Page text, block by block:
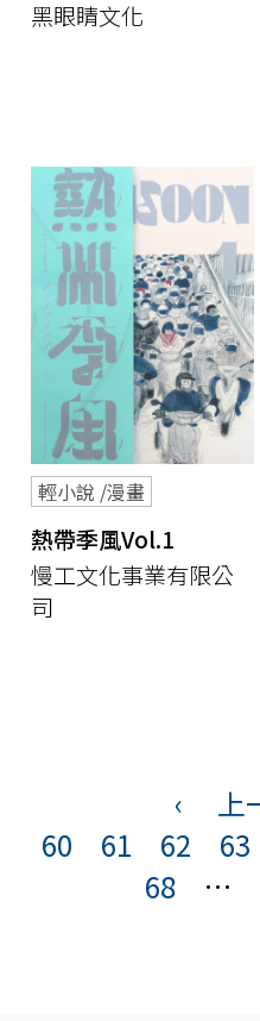
黑眼睛文化
輕小說 /漫畫
熱帶季風Vol.1
慢工文化事業有限公
司
‹ 上
60
61 62 63
68
…